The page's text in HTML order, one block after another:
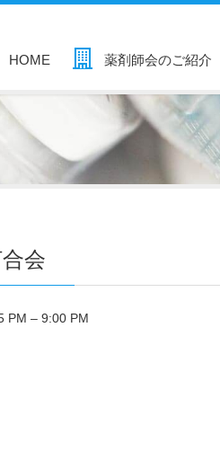
HOME 薬剤師会のご紹介
会
PM – 9:00 PM